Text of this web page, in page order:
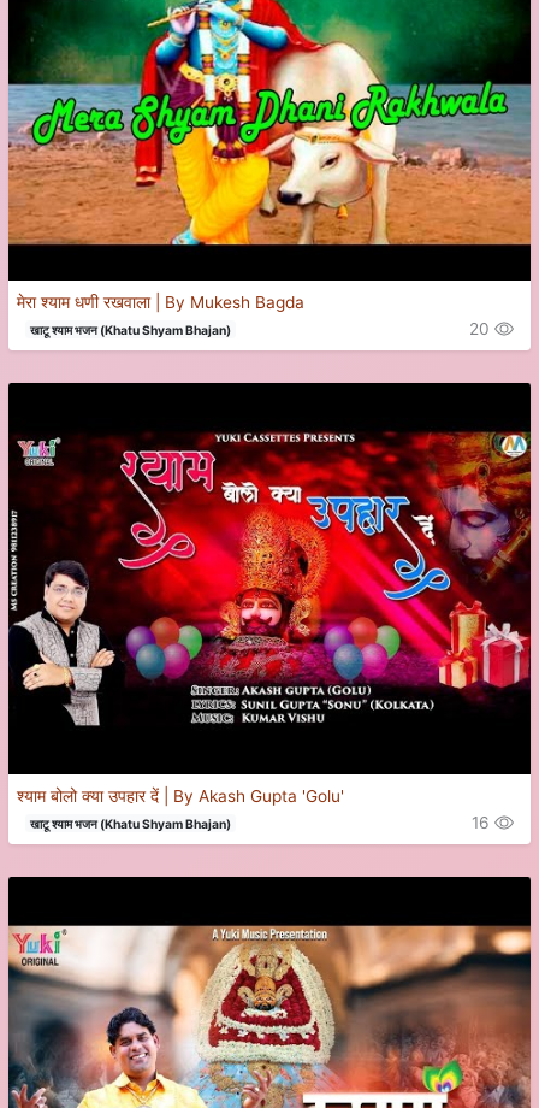
मेरा श्याम धणी रखवाला | By Mukesh Bagda
खाटू श्याम भजन (Khatu Shyam Bhajan) 20
श्याम बोलो क्या उपहार दें | By Akash Gupta 'Golu'
खाटू श्याम भजन (Khatu Shyam Bhajan) 16